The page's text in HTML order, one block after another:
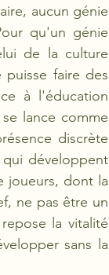
aucun génie
qu'un génie
de la culture
faire des
à l'éducation
lance comme
discrète
développent
joueurs, dont la
ne pas être un
la vitalité
sans la